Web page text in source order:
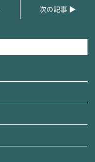
次の記事 ▶